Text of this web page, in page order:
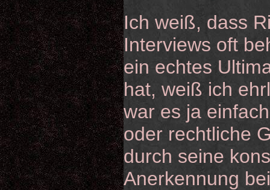
Ich weiß, dass
Interviews oft
ein echtes
hat, weiß ich
war es ja
oder rechtliche
durch seine
Anerkennung